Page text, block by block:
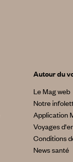
Autour du
Le Mag web
Notre
Application
Voyages
Conditions
News santé